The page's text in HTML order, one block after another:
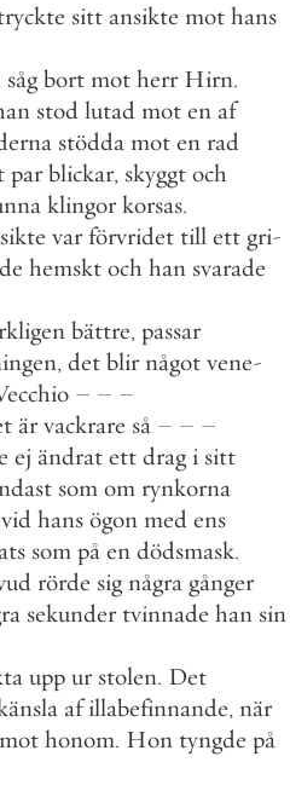
sitt ansikte mot hans
såg bort mot herr Hirn.
stod lutad mot en af
stödda mot en rad
par blickar, skyggt och
klingor korsas.
var förvridet till ett gri-
hemskt och han svarade
bättre, passar
, det blir något vene-
– – –
är vackrare så – – –
ej ändrat ett drag i sitt
som om rynkorna
vid hans ögon med ens
som på en dödsmask.
rörde sig några gånger
sekunder tvinnade han sin
upp ur stolen. Det
af illabefinnande, när
mot honom. Hon tyngde på